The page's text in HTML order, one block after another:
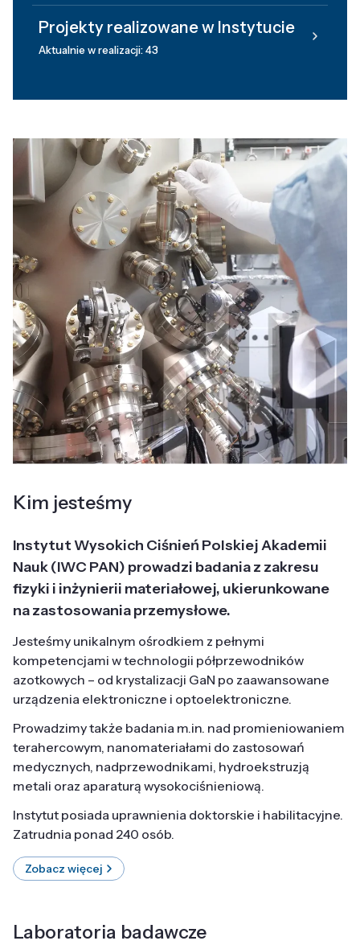
Projekty realizowane w Instytucie
Aktualnie w realizacji: 43
Kim jesteśmy
Instytut Wysokich Ciśnień Polskiej Akademii
Nauk (IWC PAN) prowadzi badania z zakresu
fizyki i inżynierii materiałowej, ukierunkowane
na zastosowania przemysłowe.
Jesteśmy unikalnym ośrodkiem z pełnymi
kompetencjami w technologii półprzewodników
azotkowych – od krystalizacji GaN po zaawansowane
urządzenia elektroniczne i optoelektroniczne.
Prowadzimy także badania m.in. nad promieniowaniem
terahercowym, nanomateriałami do zastosowań
medycznych, nadprzewodnikami, hydroekstruzją
metali oraz aparaturą wysokociśnieniową.
Instytut posiada uprawnienia doktorskie i habilitacyjne.
Zatrudnia ponad 240 osób.
Zobacz więcej
Laboratoria badawcze